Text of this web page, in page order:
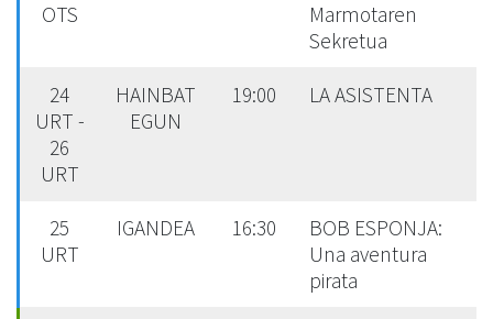
OTS
Marmotaren
Sekretua
24
URT -
26
URT
HAINBAT
EGUN
19:00 LA ASISTENTA
25
URT
IGANDEA 16:30
BOB ESPONJA:
Una aventura
pirata